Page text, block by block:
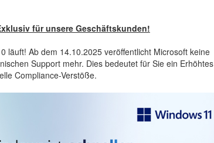
für unsere Geschäftskunden!
läuft! Ab dem 14.10.2025 veröffentlicht Microsoft keine
Support mehr. Dies bedeutet für Sie ein Erhöhtes
Compliance-Verstöße.